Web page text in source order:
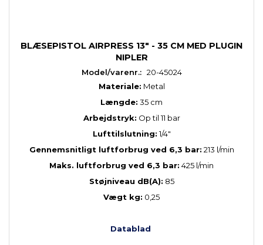
BLÆSEPISTOL AIRPRESS 13" - 35 CM MED PLUGIN
NIPLER
Model/varenr.: 20-45024
Materiale: Metal
Længde: 35 cm
Arbejdstryk: Op til 11 bar
Lufttilslutning:1/4"
Gennemsnitligt luftforbrug ved 6,3 bar: 213 l/min
Maks. luftforbrug ved 6,3 bar: 425 l/min
Støjniveau dB(A): 85
Vægt kg: 0,25
Datablad